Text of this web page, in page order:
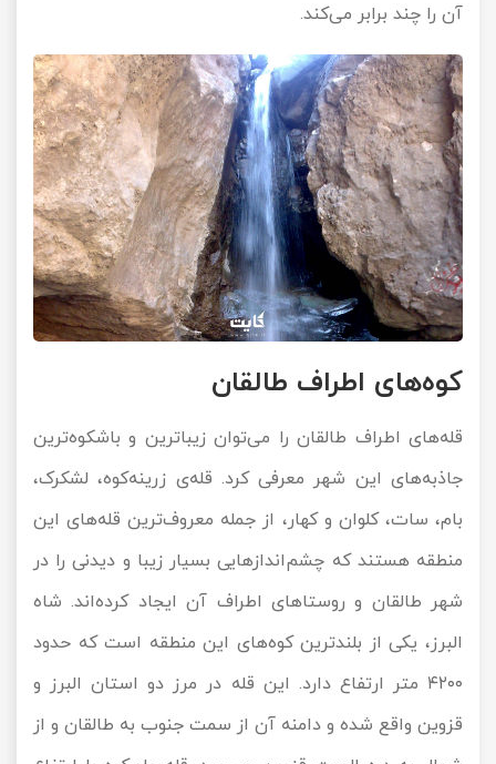
آن را چند برابر می‌کند.
کوه‌های اطراف طالقان
قله‌های اطراف طالقان را می‌توان زیباترین و باشکوه‌ترین
جاذبه‌های این شهر معرفی کرد. قله‌ی زرینه‌‌کوه، لشکرک،
بام، سات، کلوان و کهار، از جمله معروف‌ترین قله‌های این
منطقه هستند که چشم‌اندازهایی بسیار زیبا و دیدنی را در
شهر طالقان و روستاهای اطراف آن ایجاد کرده‌اند. شاه
البرز، یکی از بلندترین کوه‌های این منطقه است که حدود
۴۲۰۰ متر ارتفاع دارد. این قله در مرز دو استان البرز و
قزوین واقع شده و دامنه آن از سمت جنوب به طالقان و از